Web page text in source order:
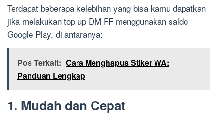
Terdapat beberapa kelebihan yang bisa kamu dapatkan
jika melakukan top up DM FF menggunakan saldo
Google Play, di antaranya:
Pos Terkait: Cara Menghapus Stiker WA:
Panduan Lengkap
1. Mudah dan Cepat